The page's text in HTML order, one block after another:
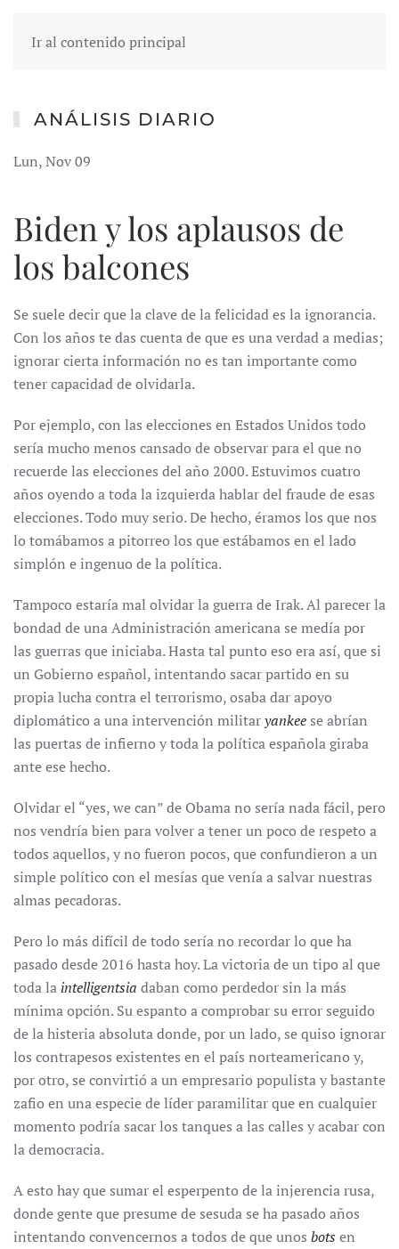
Ir al contenido principal
ANÁLISIS DIARIO
Lun, Nov 09
Biden y los aplausos de
los balcones
Se suele decir que la clave de la felicidad es la ignorancia.
Con los años te das cuenta de que es una verdad a medias;
ignorar cierta información no es tan importante como
tener capacidad de olvidarla.
Por ejemplo, con las elecciones en Estados Unidos todo
sería mucho menos cansado de observar para el que no
recuerde las elecciones del año 2000. Estuvimos cuatro
años oyendo a toda la izquierda hablar del fraude de esas
elecciones. Todo muy serio. De hecho, éramos los que nos
lo tomábamos a pitorreo los que estábamos en el lado
simplón e ingenuo de la política.
Tampoco estaría mal olvidar la guerra de Irak. Al parecer la
bondad de una Administración americana se medía por
las guerras que iniciaba. Hasta tal punto eso era así, que si
un Gobierno español, intentando sacar partido en su
propia lucha contra el terrorismo, osaba dar apoyo
diplomático a una intervención militaryankee se abrían
las puertas de infierno y toda la política española giraba
ante ese hecho.
Olvidar el “yes, we can” de Obama no sería nada fácil, pero
nos vendría bien para volver a tener un poco de respeto a
todos aquellos, y no fueron pocos, que confundieron a un
simple político con el mesías que venía a salvar nuestras
almas pecadoras.
Pero lo más difícil de todo sería no recordar lo que ha
pasado desde 2016 hasta hoy. La victoria de un tipo al que
toda la intelligentsia daban como perdedor sin la más
mínima opción. Su espanto a comprobar su error seguido
de la histeria absoluta donde, por un lado, se quiso ignorar
los contrapesos existentes en el país norteamericano y,
por otro, se convirtió a un empresario populista y bastante
zafio en una especie de líder paramilitar que en cualquier
momento podría sacar los tanques a las calles y acabar con
la democracia.
A esto hay que sumar el esperpento de la injerencia rusa,
donde gente que presume de sesuda se ha pasado años
intentando convencernos a todos de que unos bots en